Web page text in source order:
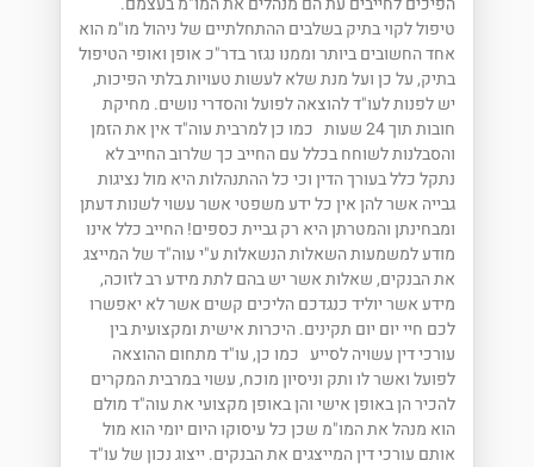
טיפול לקוי בתיק בשלבים ההתחלתיים של ניהול מו"מ הוא
אחד החשובים ביותר וממנו נגזר בדר"כ אופן ואופי הטיפול
בתיק, על כן ועל מנת שלא לעשות טעויות בלתי הפיכות,
יש לפנות לעו"ד להוצאה לפועל והסדרי נושים. מחיקת
חובות תוך 24 שעות כמו כן למרבית עוה"ד אין את הזמן
והסבלנות לשוחח בכלל עם החייב כך שלרוב החייב לא
נתקל כלל בעורך הדין וכי כל ההתנהלות היא מול נציגות
גבייה אשר להן אין כל ידע משפטי אשר עשוי לשנות דעתן
ומבחינתן והמטרתן היא רק גביית כספים! החייב כלל אינו
מודע למשמעות השאלות הנשאלות ע"י עוה"ד של המייצג
את הבנקים, שאלות אשר יש בהם לתת מידע רב לזוכה,
מידע אשר יוליד כנגדכם הליכים קשים אשר לא יאפשרו
לכם חיי יום יום תקינים. היכרות אישית ומקצועית בין
עורכי דין עשויה לסייע כמו כן, עו"ד מתחום ההוצאה
לפועל ואשר לו ותק וניסיון מוכח, עשוי במרבית המקרים
להכיר הן באופן אישי והן באופן מקצועי את עוה"ד מולם
הוא מנהל את המו"מ שכן כל עיסוקו היום יומי הוא מול
אותם עורכי דין המייצגים את הבנקים. ייצוג נכון של עו"ד